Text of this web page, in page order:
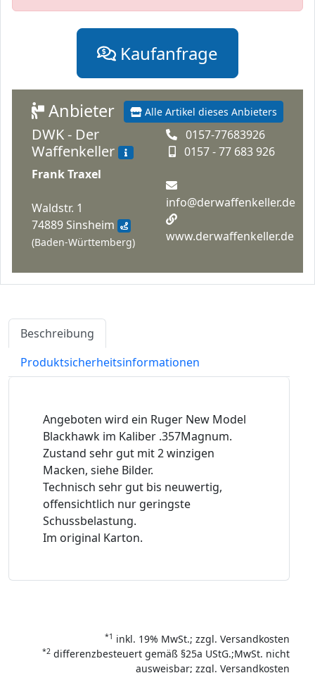
Kaufanfrage
Alle Artikel dieses Anbieters
Anbieter
DWK - Der
Waffenkeller
Frank Traxel
Waldstr. 1
74889 Sinsheim
(Baden-Württemberg)
0157-77683926
0157 - 77 683 926
info@derwaffenkeller.de
www.derwaffenkeller.de
Beschreibung
Produktsicherheitsinformationen
Angeboten wird ein Ruger New Model
Blackhawk im Kaliber .357Magnum.
Zustand sehr gut mit 2 winzigen
Macken, siehe Bilder.
Technisch sehr gut bis neuwertig,
offensichtlich nur geringste
Schussbelastung.
Im original Karton.
*1 inkl. 19% MwSt.; zzgl. Versandkosten
*2 differenzbesteuert gemäß §25a UStG.;MwSt. nicht
ausweisbar; zzgl. Versandkosten